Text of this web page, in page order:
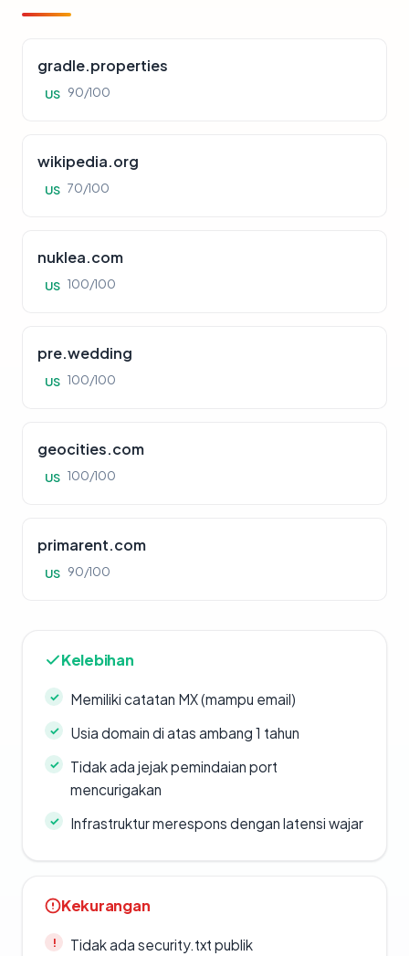
gradle.properties
US 90/100
wikipedia.org
US 70/100
nuklea.com
US 100/100
pre.wedding
US 100/100
geocities.com
US 100/100
primarent.com
US 90/100
Kelebihan
Memiliki catatan MX (mampu email)
Usia domain di atas ambang 1 tahun
Tidak ada jejak pemindaian port
mencurigakan
Infrastruktur merespons dengan latensi wajar
Kekurangan
Tidak ada security.txt publik